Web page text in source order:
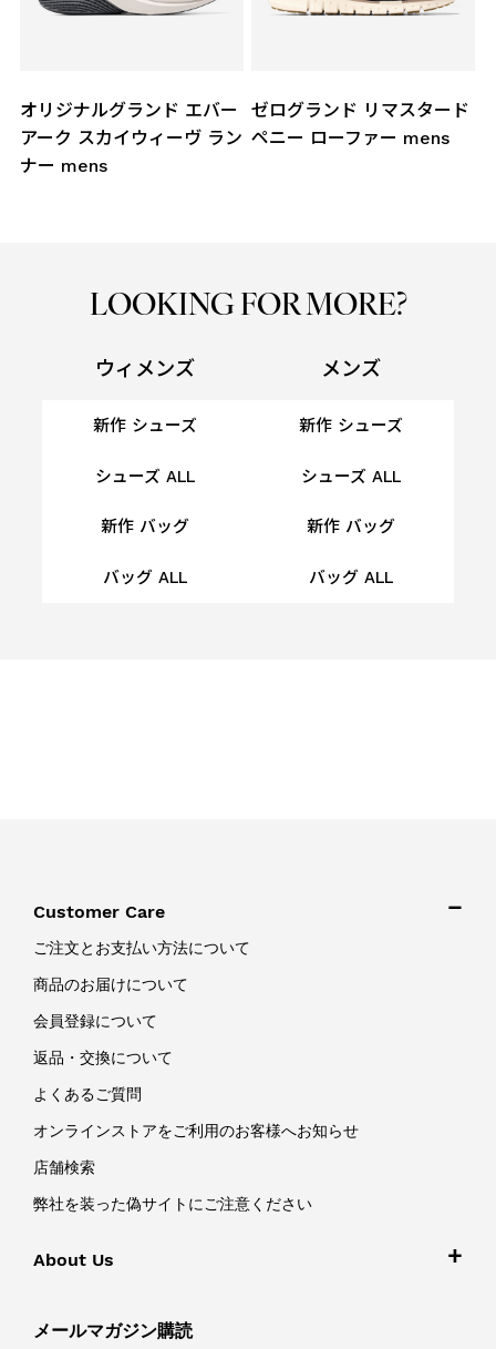
ゼログランド リマスタード
ペニー ローファー mens
6.ゼログランド レーザー ク
イックオン
LOOKING FOR MORE?
ウィメンズ
新作 シューズ
シューズ ALL
新作 バッグ
バッグ ALL
メンズ
新作 シューズ
シューズ ALL
新作 バッグ
バッグ ALL
Customer Care
ご注文とお支払い方法について
商品のお届けについて
会員登録について
返品・交換について
よくあるご質問
オンラインストアをご利用のお客様へお知らせ
店舗検索
弊社を装った偽サイトにご注意ください
About Us
メールマガジン購読